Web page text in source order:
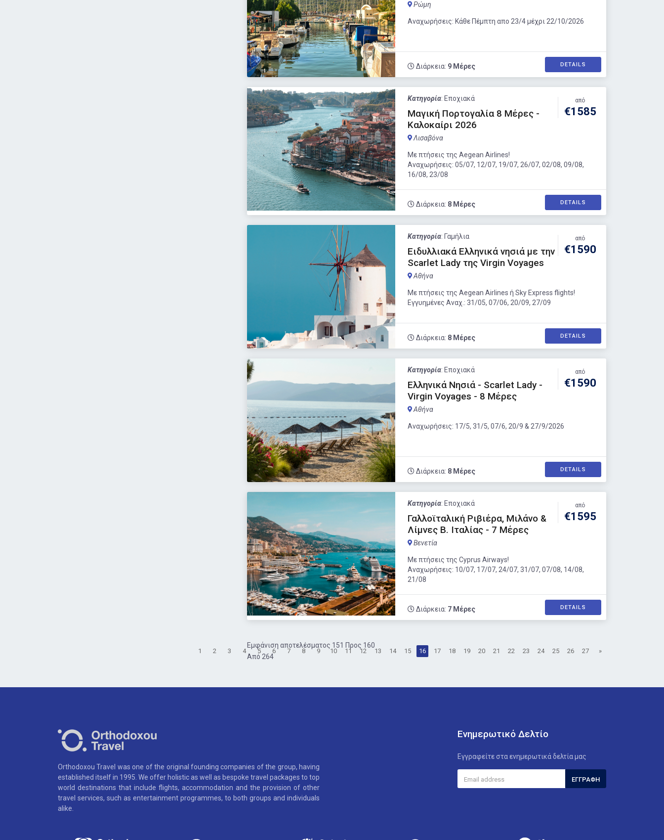
Ρώμη
Αναχωρήσεις: Κάθε Πέμπτη απο 23/4 μέχρι 22/10/2026
Διάρκεια: 9 Μέρες DETAILS
Κατηγορία: Εποχιακά
Μαγική Πορτογαλία 8 Μέρες -
Καλοκαίρι 2026
Λισαβόνα
από
€1585
Με πτήσεις της Aegean Airlines!
Αναχωρήσεις: 05/07, 12/07, 19/07, 26/07, 02/08, 09/08,
16/08, 23/08
Διάρκεια: 8 Μέρες DETAILS
Κατηγορία: Γαμήλια
Ειδυλλιακά Ελληνικά νησιά με την
Scarlet Lady της Virgin Voyages
Αθήνα
από
€1590
Με πτήσεις της Aegean Airlines ή Sky Express flights!
Εγγυημένες Αναχ.: 31/05, 07/06, 20/09, 27/09
Διάρκεια: 8 Μέρες DETAILS
Κατηγορία: Εποχιακά
Ελληνικά Νησιά - Scarlet Lady -
Virgin Voyages - 8 Μέρες
Αθήνα
από
€1590
Αναχωρήσεις: 17/5, 31/5, 07/6, 20/9 & 27/9/2026
Διάρκεια: 8 Μέρες DETAILS
Κατηγορία: Εποχιακά
Γαλλοϊταλική Ριβιέρα, Μιλάνο &
Λίμνες Β. Ιταλίας - 7 Μέρες
Βενετία
από
€1595
Με πτήσεις της Cyprus Airways!
Αναχωρήσεις: 10/07, 17/07, 24/07, 31/07, 07/08, 14/08,
21/08
Διάρκεια: 7 Μέρες DETAILS
Εμφάνιση αποτελέσματος 151 Προς 160
Από 264
1 2 3 4 5 6 7 8 9 10 11 12 13 14 15 16 17 18 19 20 21 22 23 24 25 26 27 »
Orthodoxou Travel was one of the original founding companies of the group, having
established itself in 1995. We offer holistic as well as bespoke travel packages to top
world destinations that include flights, accommodation and the provision of other
travel services, such as entertainment programmes, to both groups and individuals
alike.
Ενημερωτικό Δελτίο
Εγγραφείτε στα ενημερωτικά δελτία μας
ΕΓΓΡΑΦΉ